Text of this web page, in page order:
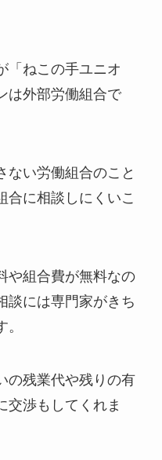
「ねこの手ユニオ
は外部労働組合で
ない労働組合のこと
合に相談しにくいこ
や組合費が無料なの
談には専門家がきち
の残業代や残りの有
交渉もしてくれま